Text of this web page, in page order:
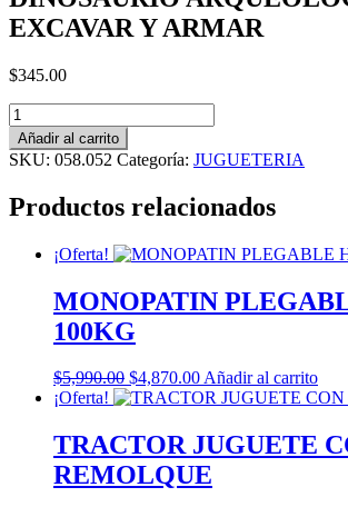
EXCAVAR Y ARMAR
$345.00
DINOSAURIO
ARQUEOLOGICO
PARA
EXCAVAR
ARMAR
Añadir al carrito
SKU: 058.052 Categoría: JUGUETERIA
Productos relacionados
¡Oferta!
MONOPATIN
100KG
$5,990.00 El
precio
era:
$5,990.00.
$4,870.00El
precio
es:
$4,870.00.
Añadir al carrito
¡Oferta!
TRACTOR JUGUETE
REMOLQUE